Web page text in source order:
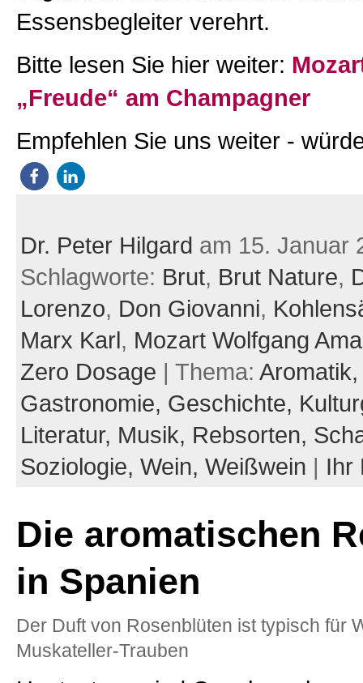
Essensbegleiter verehrt.
Bitte lesen Sie hier weiter:
„Freude“ am Champagner
Empfehlen Sie uns weiter -
Dr. Peter Hilgard am 15. Januar
Schlagworte: Brut, Brut Nature,
Lorenzo, Don Giovanni,
Marx Karl, Mozart Wolfgang
Zero Dosage | Thema:
Gastronomie, Geschichte,
Literatur, Musik, Rebsorten,
Soziologie, Wein, Weißwein | Ihr
Die aromatischen
in Spanien
Der Duft von Rosenblüten ist typisch für
Muskateller-Trauben